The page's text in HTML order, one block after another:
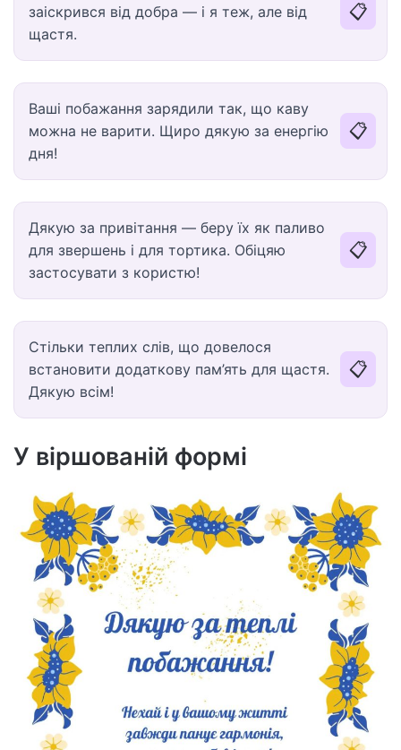
заіскрився від добра — і я теж, але від
щастя.
📋
Ваші побажання зарядили так, що каву
можна не варити. Щиро дякую за енергію
дня!
📋
Дякую за привітання — беру їх як паливо
для звершень і для тортика. Обіцяю
застосувати з користю!
📋
Стільки теплих слів, що довелося
встановити додаткову пам’ять для щастя.
Дякую всім!
📋
У віршованій формі